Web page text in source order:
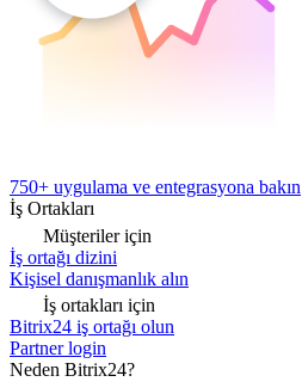
750+ uygulama ve entegrasyona bakın
İş Ortakları
Müşteriler için
İş ortağı dizini
Kişisel danışmanlık alın
İş ortakları için
Bitrix24 iş ortağı olun
Partner login
Neden Bitrix24?